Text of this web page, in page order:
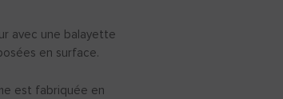
avec une balayette
en surface.
est fabriquée en